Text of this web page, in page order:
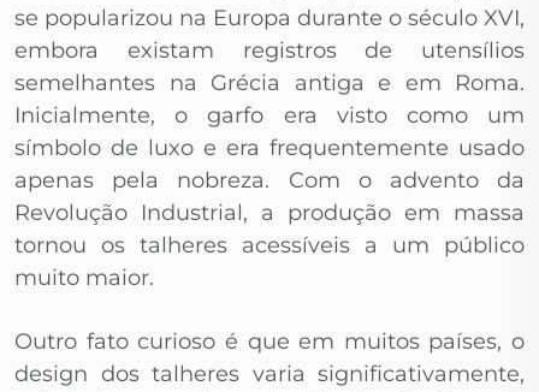
se popularizou na Europa durante o século XVI,
embora existam registros de utensílios
semelhantes na Grécia antiga e em Roma.
Inicialmente, o garfo era visto como um
símbolo de luxo e era frequentemente usado
apenas pela nobreza. Com o advento da
Revolução Industrial, a produção em massa
tornou os talheres acessíveis a um público
muito maior.
Outro fato curioso é que em muitos países, o
design dos talheres varia significativamente,